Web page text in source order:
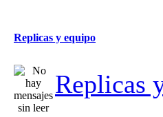
Replicas y equipo
Replicas